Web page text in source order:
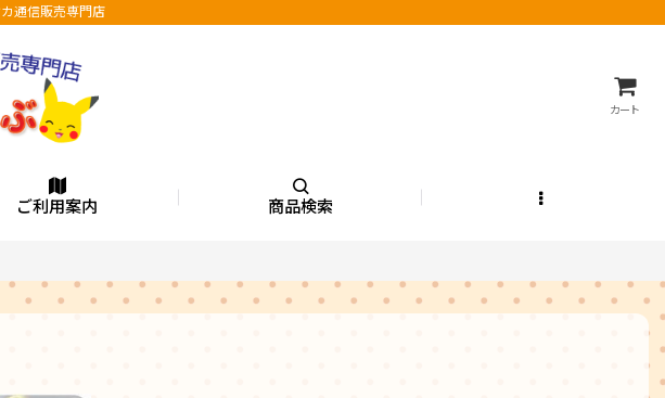
通信販売専門店
カート
ご利用案内 商品検索